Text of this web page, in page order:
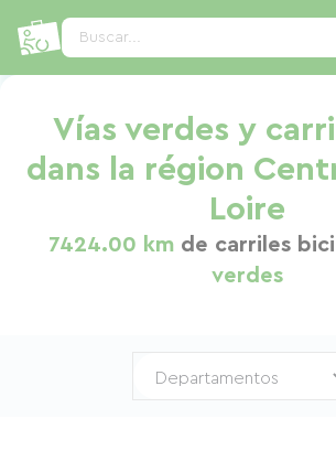
Buscar...
Vías verdes y
dans la région
Loire
7424.00 kmde carriles bici
verdes
Panel de gestión de cookies